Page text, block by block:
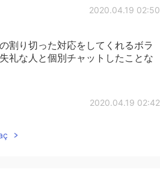
2020.04.19 02:50
割り切った対応をしてくれるボラ
礼な人と個別チャットしたことな
2020.04.19 02:42
ってる。ただ日本語を直してもな